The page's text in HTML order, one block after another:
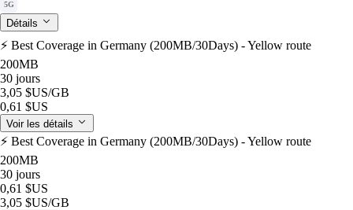
5G
Détails
⚡️ Best Coverage in Germany (200MB/30Days) - Yellow route
200MB
30 jours
3,05 $US/GB
0,61 $US
Voir les détails
⚡️ Best Coverage in Germany (200MB/30Days) - Yellow route
200MB
30 jours
0,61 $US
3,05 $US/GB